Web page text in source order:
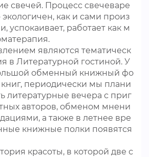
свечей. Процесс свечеваре
как и сами произ
успокаивает, работает как м
являются тематическ
в Литературной гостиной. У
обменный книжный фо
периодически мы плани
литературные вечера с приг
авторов, обменом мнени
а также в летнее вре
книжные полки появятся
красоты, в которой две с